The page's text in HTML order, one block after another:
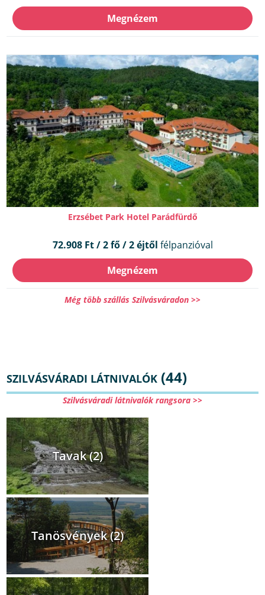
Megnézem
Erzsébet Park Hotel Parádfürdő
72.908 Ft / 2 fő / 2 éjtől félpanzióval
Megnézem
Még több szállás Szilvásváradon >>
SZILVÁSVÁRADI LÁTNIVALÓK (44)
Szilvásváradi látnivalók rangsora >>
Tavak (2)
Tanösvények (2)